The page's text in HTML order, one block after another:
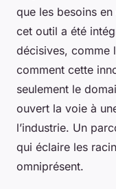
que les besoins
cet outil a été
décisives, comme
comment cette
seulement le
ouvert la voie à
l’industrie. Un
qui éclaire les
omniprésent.